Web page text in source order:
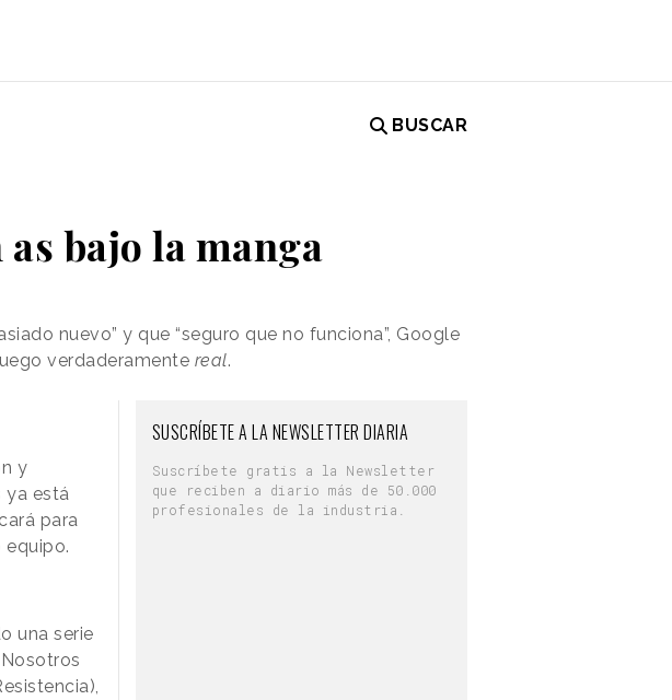
BUSCAR
bajo la manga
nuevo” y que “seguro que no funciona”, Google
verdaderamente real.
y
ya está
para
una serie
Nosotros
SUSCRÍBETE A LA NEWSLETTER DIARIA
Suscríbete gratis a la Newsletter
que reciben a diario más de 50.000
profesionales de la industria.